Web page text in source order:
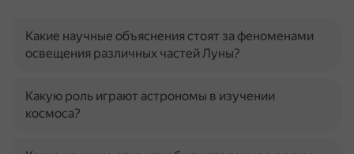
Какие научные объяснения стоят за феноменами
освещения различных частей Луны?
Какую роль играют астрономы в изучении
космоса?